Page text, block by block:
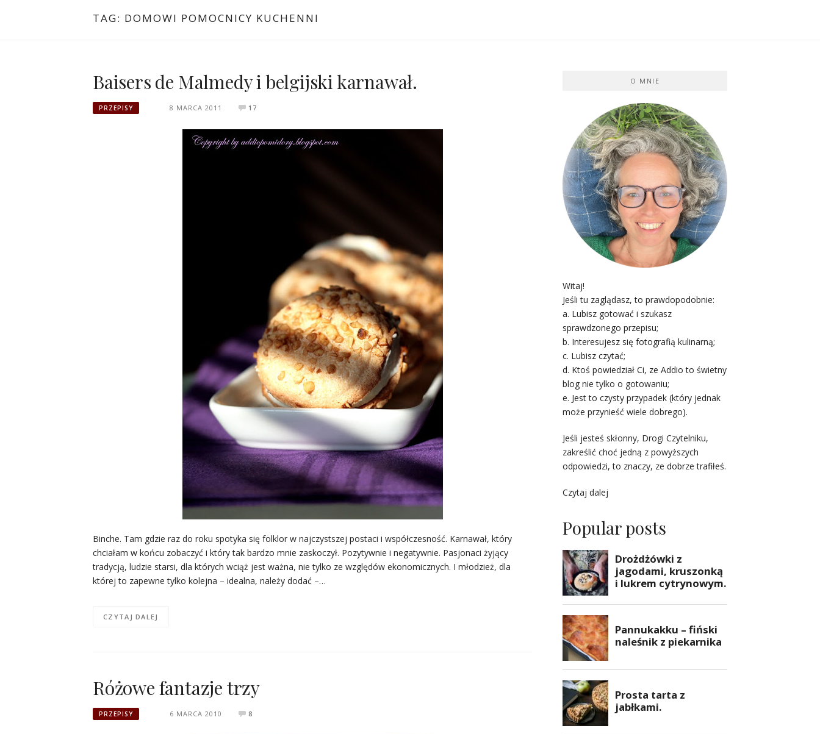
TAG: DOMOWI POMOCNICY KUCHENNI
Baisers de Malmedy i belgijski karnawał.
PRZEPISY 8 MARCA 2011 17
Binche. Tam gdzie raz do roku spotyka się folklor w najczystszej postaci i współczesność. Karnawał, który
chciałam w końcu zobaczyć i który tak bardzo mnie zaskoczył. Pozytywnie i negatywnie. Pasjonaci żyjący
tradycją, ludzie starsi, dla których wciąż jest ważna, nie tylko ze względów ekonomicznych. I młodzież, dla
której to zapewne tylko kolejna – idealna, należy dodać –…
CZYTAJ DALEJ
Różowe fantazje trzy
PRZEPISY 6 MARCA 2010 8
O MNIE
Witaj!
Jeśli tu zaglądasz, to prawdopodobnie:
a. Lubisz gotować i szukasz
sprawdzonego przepisu;
b. Interesujesz się fotografią kulinarną;
c. Lubisz czytać;
d. Ktoś powiedział Ci, ze Addio to świetny
blog nie tylko o gotowaniu;
e. Jest to czysty przypadek (który jednak
może przynieść wiele dobrego).
Jeśli jesteś skłonny, Drogi Czytelniku,
zakreślić choć jedną z powyższych
odpowiedzi, to znaczy, ze dobrze trafiłeś.
Czytaj dalej
Popular posts